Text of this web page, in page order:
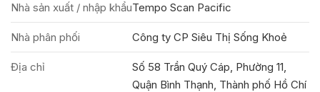
Nhà sản xuất / nhập khẩuTempo Scan Pacific
Nhà phân phối Công ty CP Siêu Thị Sống Khoẻ
Địa chỉ
Số 58 Trần Quý Cáp, Phường 11,
Quận Bình Thạnh, Thành phố Hồ Chí